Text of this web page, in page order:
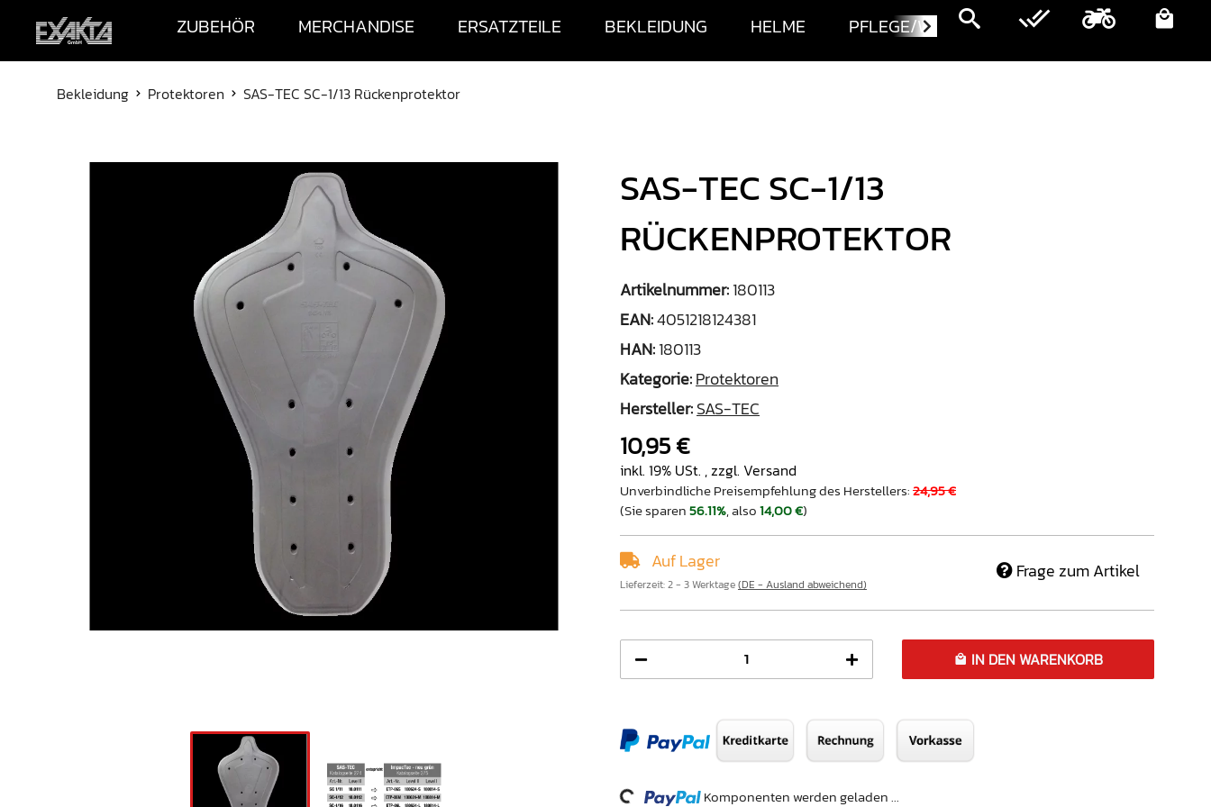
ZUBEHÖR MERCHANDISE ERSATZTEILE BEKLEIDUNG HELME PFLEGE/WARTUNG MOTORRÄDER
Bekleidung Protektoren SAS-TEC SC-1/13 Rückenprotektor
SAS-TEC SC-1/13
RÜCKENPROTEKTOR
Artikelnummer:180113
EAN:4051218124381
HAN:180113
Kategorie:Protektoren
Hersteller:SAS-TEC
10,95 €
inkl. 19% USt. , zzgl. Versand
Unverbindliche Preisempfehlung des Herstellers:24,95 €
(Sie sparen56.11%, also14,00 €)
Auf Lager
Lieferzeit:2 - 3 Werktage(DE - Ausland abweichend)
Frage zum Artikel
IN DEN WARENKORB
Loading... Komponenten werden geladen ...